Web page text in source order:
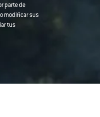
parte de
modificar sus
tus